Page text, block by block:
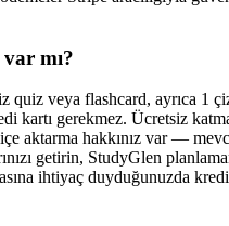
mı?
quiz veya flashcard, ayrıca 1
kartı gerekmez. Ücretsiz
aktarma hakkınız var —
getirin, StudyGlen
ihtiyaç duyduğunuzda kredi